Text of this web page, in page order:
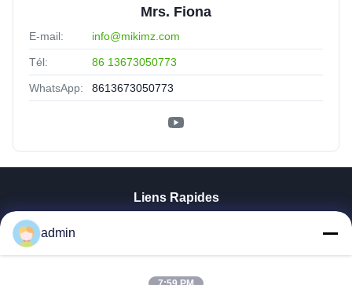
Mrs. Fiona
E-mail: info@mikimz.com
Tél: 86 13673050773
WhatsApp: 8613673050773
Liens Rapides
admin